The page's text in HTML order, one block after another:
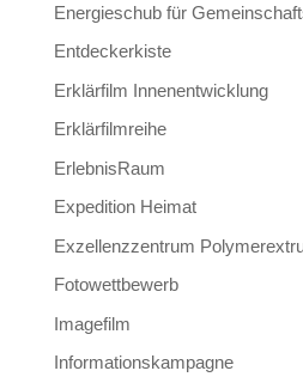
Energieschub für
Entdeckerkiste
Erklärfilm Innenentwicklung
Erklärfilmreihe
ErlebnisRaum
Expedition Heimat
Exzellenzzentrum
Fotowettbewerb
Imagefilm
Informationskampagne